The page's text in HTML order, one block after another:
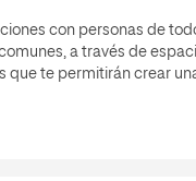
con personas de
a través de
que te permitirán crear